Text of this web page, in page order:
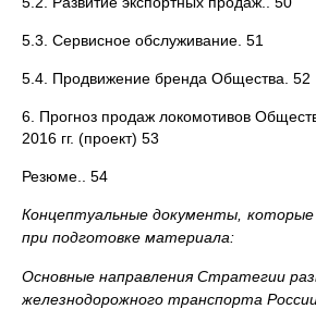
5.3. Сервисное обслуживание. 51
5.4. Продвижение бренда Общества. 52
6. Прогноз продаж локомотивов
2016 гг. (проект) 53
Резюме.. 54
Концептуальные документы, которые
при подготовке материала:
Основные направления Стратегии
железнодорожного транспорта